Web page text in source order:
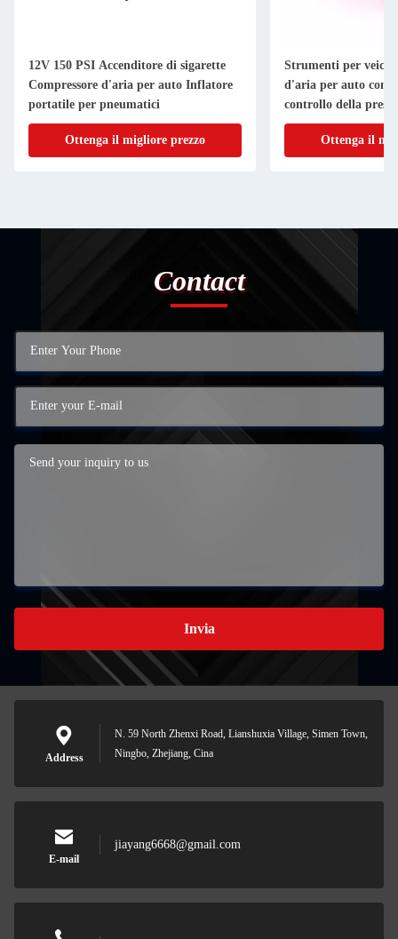
12V 150 PSI Accenditore di sigarette
Compressore d'aria per auto Inflatore
portatile per pneumatici
Ottenga il migliore prezzo
Strumenti per
d'aria per auto con
controllo della
Ottenga il
Contact
Invia
Address
N. 59 North Zhenxi Road, Lianshuxia Village, Simen Town,
Ningbo, Zhejiang, Cina
E-mail
jiayang6668@gmail.com